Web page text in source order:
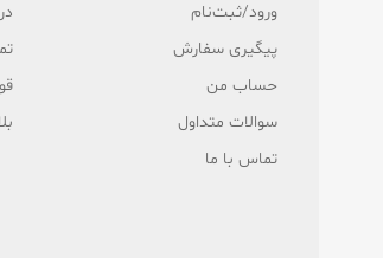
ورود/ثبت‌نام
پیگیری سفارش
حساب من
سوالات متداول
تماس با ما